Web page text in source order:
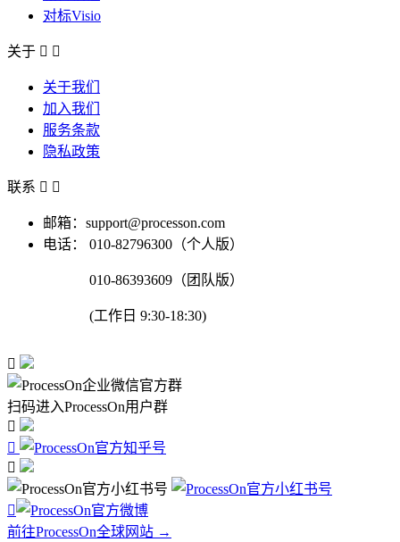
对标Visio
关于  
关于我们
加入我们
服务条款
隐私政策
联系  
邮箱：support@processon.com
电话：
010-82796300（个人版）
010-86393609（团队版）
(工作日 9:30-18:30)

扫码进入ProcessOn用户群




前往ProcessOn全球网站 →